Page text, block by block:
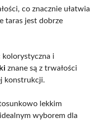
co znacznie ułatwia
taras jest dobrze
kolorystyczna i
znane są z trwałości
konstrukcji.
lekkim
wyborem dla